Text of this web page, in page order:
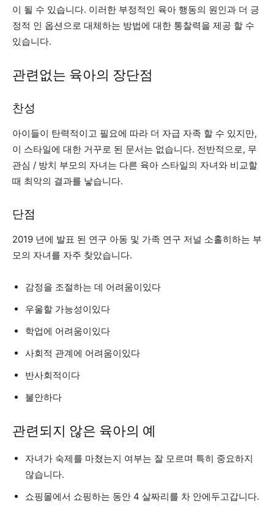
이 될 수 있습니다. 이러한 부정적인 육아 행동의 원인과 더 긍
정적 인 옵션으로 대체하는 방법에 대한 통찰력을 제공 할 수
있습니다.
관련없는 육아의 장단점
찬성
아이들이 탄력적이고 필요에 따라 더 자급 자족 할 수 있지만,
이 스타일에 대한 거꾸로 된 문서는 없습니다. 전반적으로, 무
관심 / 방치 부모의 자녀는 다른 육아 스타일의 자녀와 비교할
때 최악의 결과를 낳습니다.
단점
2019 년에 발표 된 연구 아동 및 가족 연구 저널 소홀히하는 부
모의 자녀를 자주 찾았습니다.
감정을 조절하는 데 어려움이있다
우울할 가능성이있다
학업에 어려움이있다
사회적 관계에 어려움이있다
반사회적이다
불안하다
관련되지 않은 육아의 예
자녀가 숙제를 마쳤는지 여부는 잘 모르며 특히 중요하지
않습니다.
쇼핑몰에서 쇼핑하는 동안 4 살짜리를 차 안에두고갑니다.